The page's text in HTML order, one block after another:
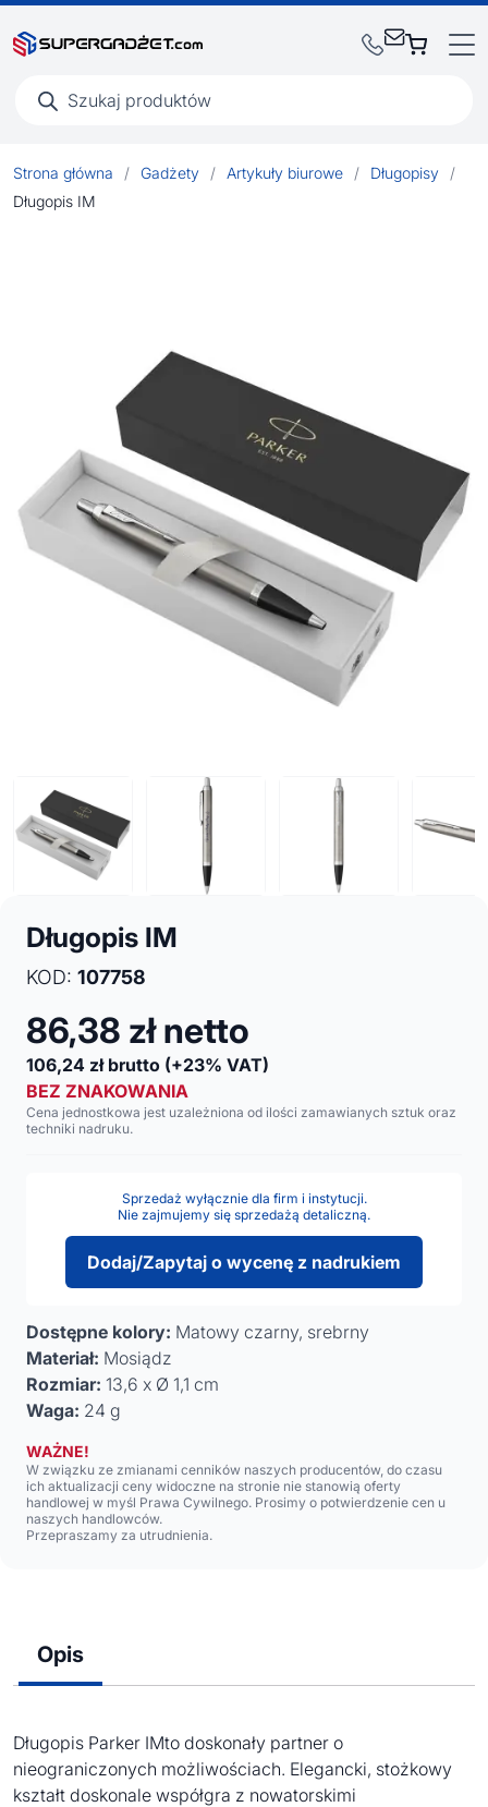
produktów
Strona główna / Gadżety / Artykuły biurowe / Długopisy
/
Długopis IM
Długopis IM
KOD: 107758
86,38 zł netto
106,24 zł brutto (+23% VAT)
BEZ ZNAKOWANIA
Cena jednostkowa jest uzależniona od ilości zamawianych sztuk oraz
techniki nadruku.
Sprzedaż wyłącznie dla firm i instytucji.
Nie zajmujemy się sprzedażą detaliczną.
Dodaj/Zapytaj o wycenę z nadrukiem
Dostępne kolory: Matowy czarny, srebrny
Materiał: Mosiądz
Rozmiar: 13,6 x Ø 1,1 cm
Waga: 24 g
WAŻNE!
W związku ze zmianami cenników naszych producentów, do czasu
ich aktualizacji ceny widoczne na stronie nie stanowią oferty
handlowej w myśl Prawa Cywilnego. Prosimy o potwierdzenie cen u
naszych handlowców.
Przepraszamy za utrudnienia.
Opis
Długopis Parker IMto doskonały partner o
nieograniczonych możliwościach. Elegancki, stożkowy
kształt doskonale współgra z nowatorskimi